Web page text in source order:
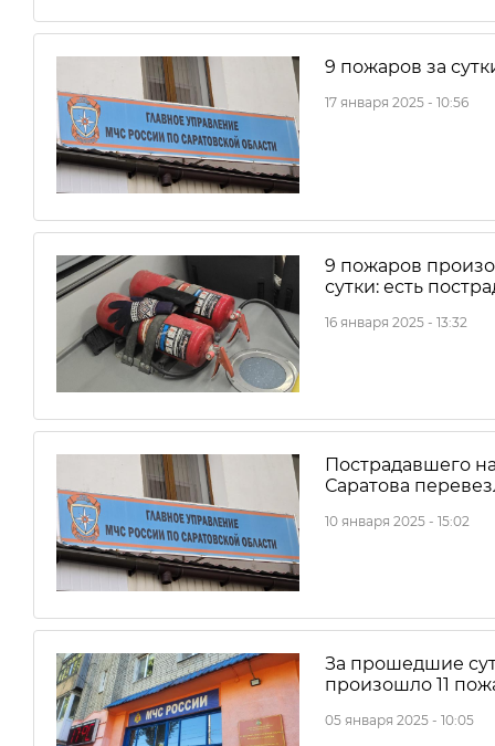
9 пожаров за
17 января 2025 - 10:56
9 пожаров
сутки: есть
16 января 2025 - 13:32
Пострадавшего
Саратова
10 января 2025 - 15:02
За прошедшие
произошло 11
05 января 2025 - 10:05